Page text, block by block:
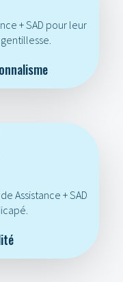
+ SAD pour leur
Assistance + SAD